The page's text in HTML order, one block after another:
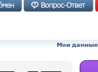
Мои данные